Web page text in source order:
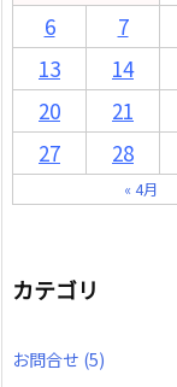
6
7
13
14
20
21
27
28
« 4月
カテゴリ
お問合せ (5)